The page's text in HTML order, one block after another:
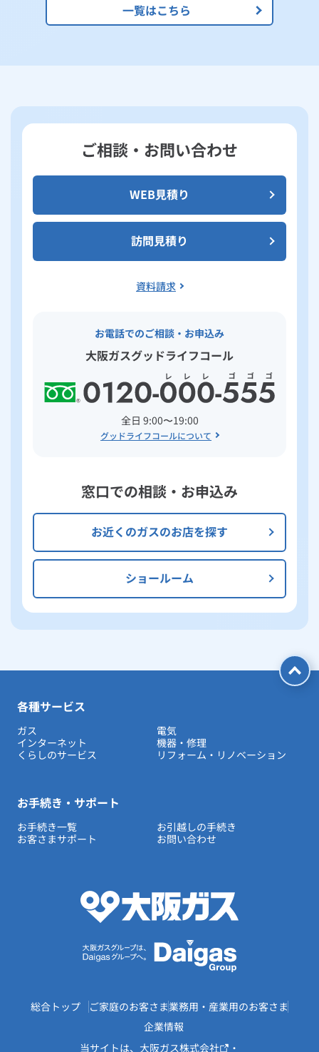
一覧はこちら
ご相談・お問い合わせ
WEB見積り
訪問見積り
資料請求
お電話でのご相談・お申込み
大阪ガスグッドライフコール
全日 9:00〜19:00
グッドライフコールについて
窓口での相談・お申込み
お近くのガスのお店を探す
ショールーム
各種サービス
ガス
電気
インターネット
機器・修理
くらしのサービス
リフォーム・リノベーション
お手続き・サポート
お手続き一覧
お引越しの手続き
お客さまサポート
お問い合わせ
総合トップ ご家庭のお客さま業務用・産業用のお客さま
企業情報
当サイトは、 大阪ガス株式会社 ・